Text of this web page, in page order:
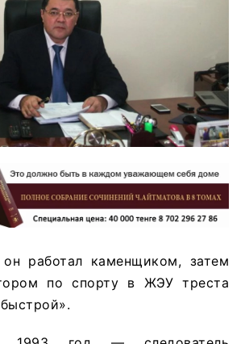
работал каменщиком, затем
по спорту в ЖЭУ треста